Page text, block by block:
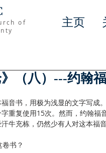
of
主页
》（八）---约翰
音书，用极为浅显的文字写成
重复使用15次。然而，约翰
牛充栋，仍然少有人对这本福
书？